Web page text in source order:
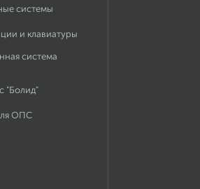
системы
и клавиатуры
система
"Болид"
ОПС